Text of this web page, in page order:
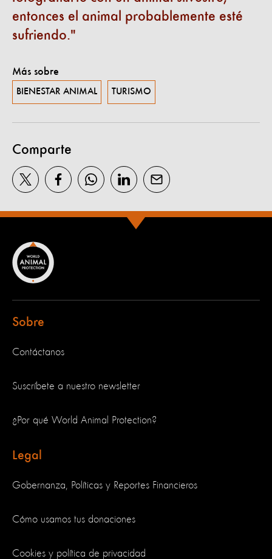
entonces el animal probablemente esté
sufriendo.
Más sobre
BIENESTAR ANIMAL TURISMO
Comparte
Sobre
Contáctanos
Suscríbete a nuestro newsletter
¿Por qué World Animal Protection?
Legal
Gobernanza, Políticas y Reportes Financieros
Cómo usamos tus donaciones
Cookies y política de privacidad